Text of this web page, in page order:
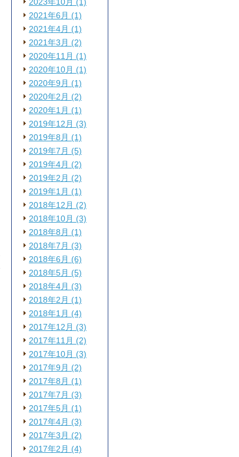
2021年6月 (1)
2021年4月 (1)
2021年3月 (2)
2020年11月 (1)
2020年10月 (1)
2020年9月 (1)
2020年2月 (2)
2020年1月 (1)
2019年12月 (3)
2019年8月 (1)
2019年7月 (5)
2019年4月 (2)
2019年2月 (2)
2019年1月 (1)
2018年12月 (2)
2018年10月 (3)
2018年8月 (1)
2018年7月 (3)
2018年6月 (6)
2018年5月 (5)
2018年4月 (3)
2018年2月 (1)
2018年1月 (4)
2017年12月 (3)
2017年11月 (2)
2017年10月 (3)
2017年9月 (2)
2017年8月 (1)
2017年7月 (3)
2017年5月 (1)
2017年4月 (3)
2017年3月 (2)
2017年2月 (4)